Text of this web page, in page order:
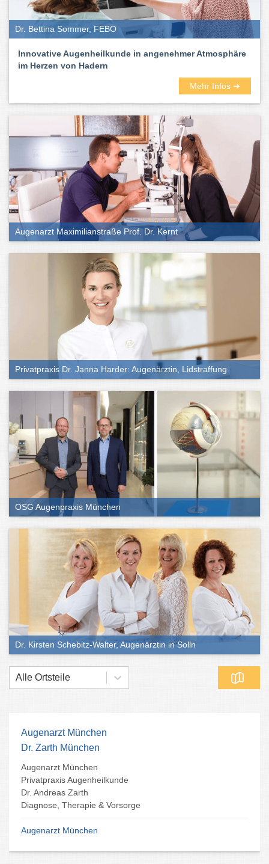
Dr. Bettina Sommer, FEBO
Innovative Augenheilkunde in angenehmer Atmosphäre
im Herzen von Hadern
Mehr Infos ➜
Augenarzt Maximilianstraße Prof. Dr. Kernt
Privatpraxis Dr. Janna Harder: Augenärztin, Lidstraffung
OSG Augenpraxis München
Dr. Kirsten Schebitz-Walter, Augenärztin in Solln
Alle Ortsteile
Augenarzt München
Dr. Zarth München
Augenarzt München
Privatpraxis Augenheilkunde
Dr. Andreas Zarth
Diagnose, Therapie & Vorsorge
Augenarzt München